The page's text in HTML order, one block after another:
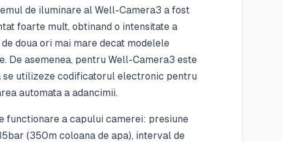
de iluminare al Well-Camera3 a fost
foarte mult, obtinand o intensitate a
doua ori mai mare decat modelele
De asemenea, pentru Well-Camera3 este
se utilizeze codificatorul electronic pentru
automata a adancimii.
functionare a capului camerei: presiune
(350m coloana de apa), interval de